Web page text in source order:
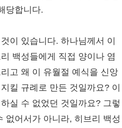
당합니다.
이 있습니다. 하나님께서 이
백성들에게 직접 양이나 염
고 왜 이 유월절 예식을 신앙
킬 규례로 만든 것일까요? 이
실 수 없었던 것일까요? 그렇
없어서가 아니라, 히브리 백성